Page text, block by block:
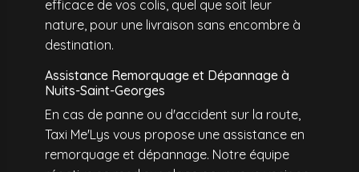
efficace de vos colis, quel que soit leur
nature, pour une livraison sans encombre à
destination.
Assistance Remorquage et Dépannage à
Nuits-Saint-Georges
En cas de panne ou d'accident sur la route,
Taxi Me'Lys vous propose une assistance en
remorquage et dépannage. Notre équipe